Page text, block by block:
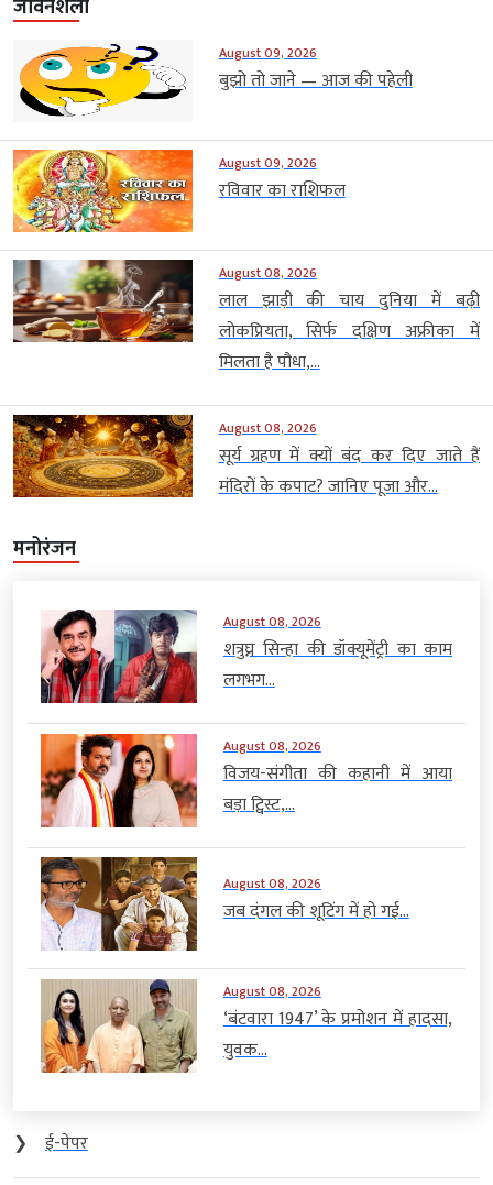
जीवनशैली
August 09, 2026
बुझो तो जाने — आज की पहेली
August 09, 2026
रविवार का राशिफल
August 08, 2026
लाल झाड़ी की चाय दुनिया में बढ़ी
लोकप्रियता, सिर्फ दक्षिण अफ्रीका में
मिलता है पौधा,...
August 08, 2026
सूर्य ग्रहण में क्यों बंद कर दिए जाते हैं
मंदिरों के कपाट? जानिए पूजा और...
मनोरंजन
August 08, 2026
शत्रुघ्न सिन्हा की डॉक्यूमेंट्री का काम
लगभग...
August 08, 2026
विजय-संगीता की कहानी में आया
बड़ा ट्विस्ट,...
August 08, 2026
जब दंगल की शूटिंग में हो गई...
August 08, 2026
‘बंटवारा 1947’ के प्रमोशन में हादसा,
युवक...
❯
ई-पेपर